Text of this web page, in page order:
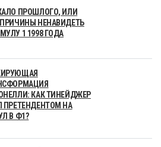
ПРОШЛОГО, ИЛИ
НЕНАВИДЕТЬ
1 1998 ГОДА
КАК ТИНЕЙДЖЕР
ПРЕТЕНДЕНТОМ НА
В Ф1?